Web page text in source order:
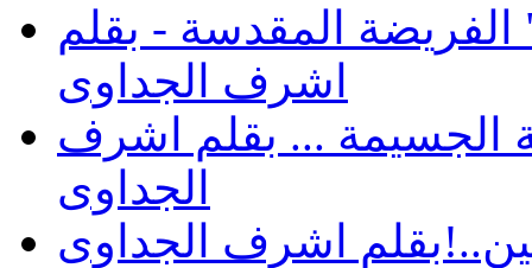
المقدسة - بقلم
اشرف الجداوى
الجسيمة ... بقلم اشرف
الجداوى
اشرف الجداوى